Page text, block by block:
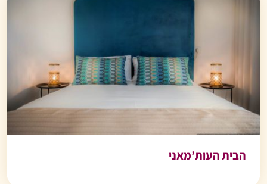
הבית העות’מאני